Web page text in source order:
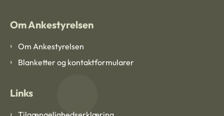
Om Ankestyrelsen
Om Ankestyrelsen
Blanketter og kontaktformularer
Links